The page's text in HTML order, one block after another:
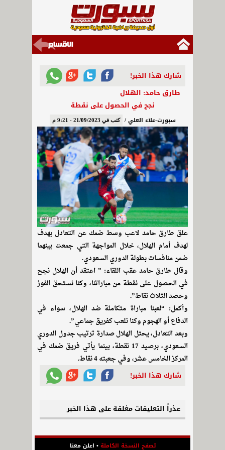
شارك هذا الخبر!
طارق حامد: الهلال
نجح في الحصول على نقطة
سبورت-علاء العلي / كتب في 21/09/2023 - 9:21 م
علق طارق حامد لاعب وسط ضمك عن التعادل بهدف
لهدف أمام الهلال، خلال المواجهة التي جمعت بينهما
ضمن منافسات بطولة الدوري السعودي.
وقال طارق حامد عقب اللقاء: ” اعتقد أن الهلال نجح
في الحصول على نقطة من مباراتنا، وكنا نستحق الفوز
وحصد الثلاث نقاط”.
وأكمل: “لعبنا مباراة متكاملة ضد الهلال، سواء في
الدفاع أو الهجوم وكنا نلعب كفريق جماعي”.
وبعد التعادل، يحتل الهلال صدارة ترتيب جدول الدوري
السعودي، برصيد 17 نقطة، بينما يأتي فريق ضمك في
المركز الخامس عشر، وفي جعبته 4 نقاط.
شارك هذا الخبر!
عذراً التعليقات مغلقة على هذا الخبر
تصفح النسخة الكاملة• اعلن معنا